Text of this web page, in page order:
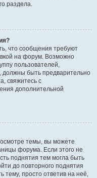
раздела.
что сообщения требуют
на форум. Возможно
пользователей,
должны быть предварительно
свяжитесь с
дополнительной
темы, вы можете
форума. Если этого не
поднятия тем могла быть
до повторного поднятия
просто ответив на неё,